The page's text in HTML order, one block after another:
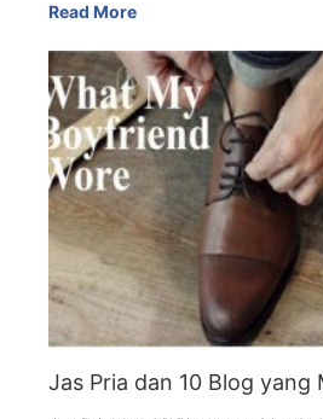
Read More
Jas Pria dan 10 Blog yang